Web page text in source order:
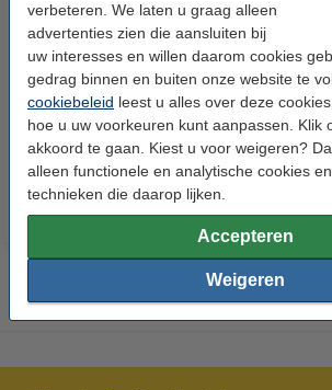
verbeteren. We laten u graag alleen
advertenties zien die aansluiten bij
uw interesses en willen daarom cookies
gedrag binnen en buiten onze website te
cookiebeleid leest u alles over deze
hoe u uw voorkeuren kunt aanpassen. Klik
akkoord te gaan. Kiest u voor weigeren?
alleen functionele en analytische cookies
technieken die daarop lijken.
Accepteren
Weigeren
Canon BC-05 inktcartridge kleur
(123inkt huismerk)
Epson
zwart/
€